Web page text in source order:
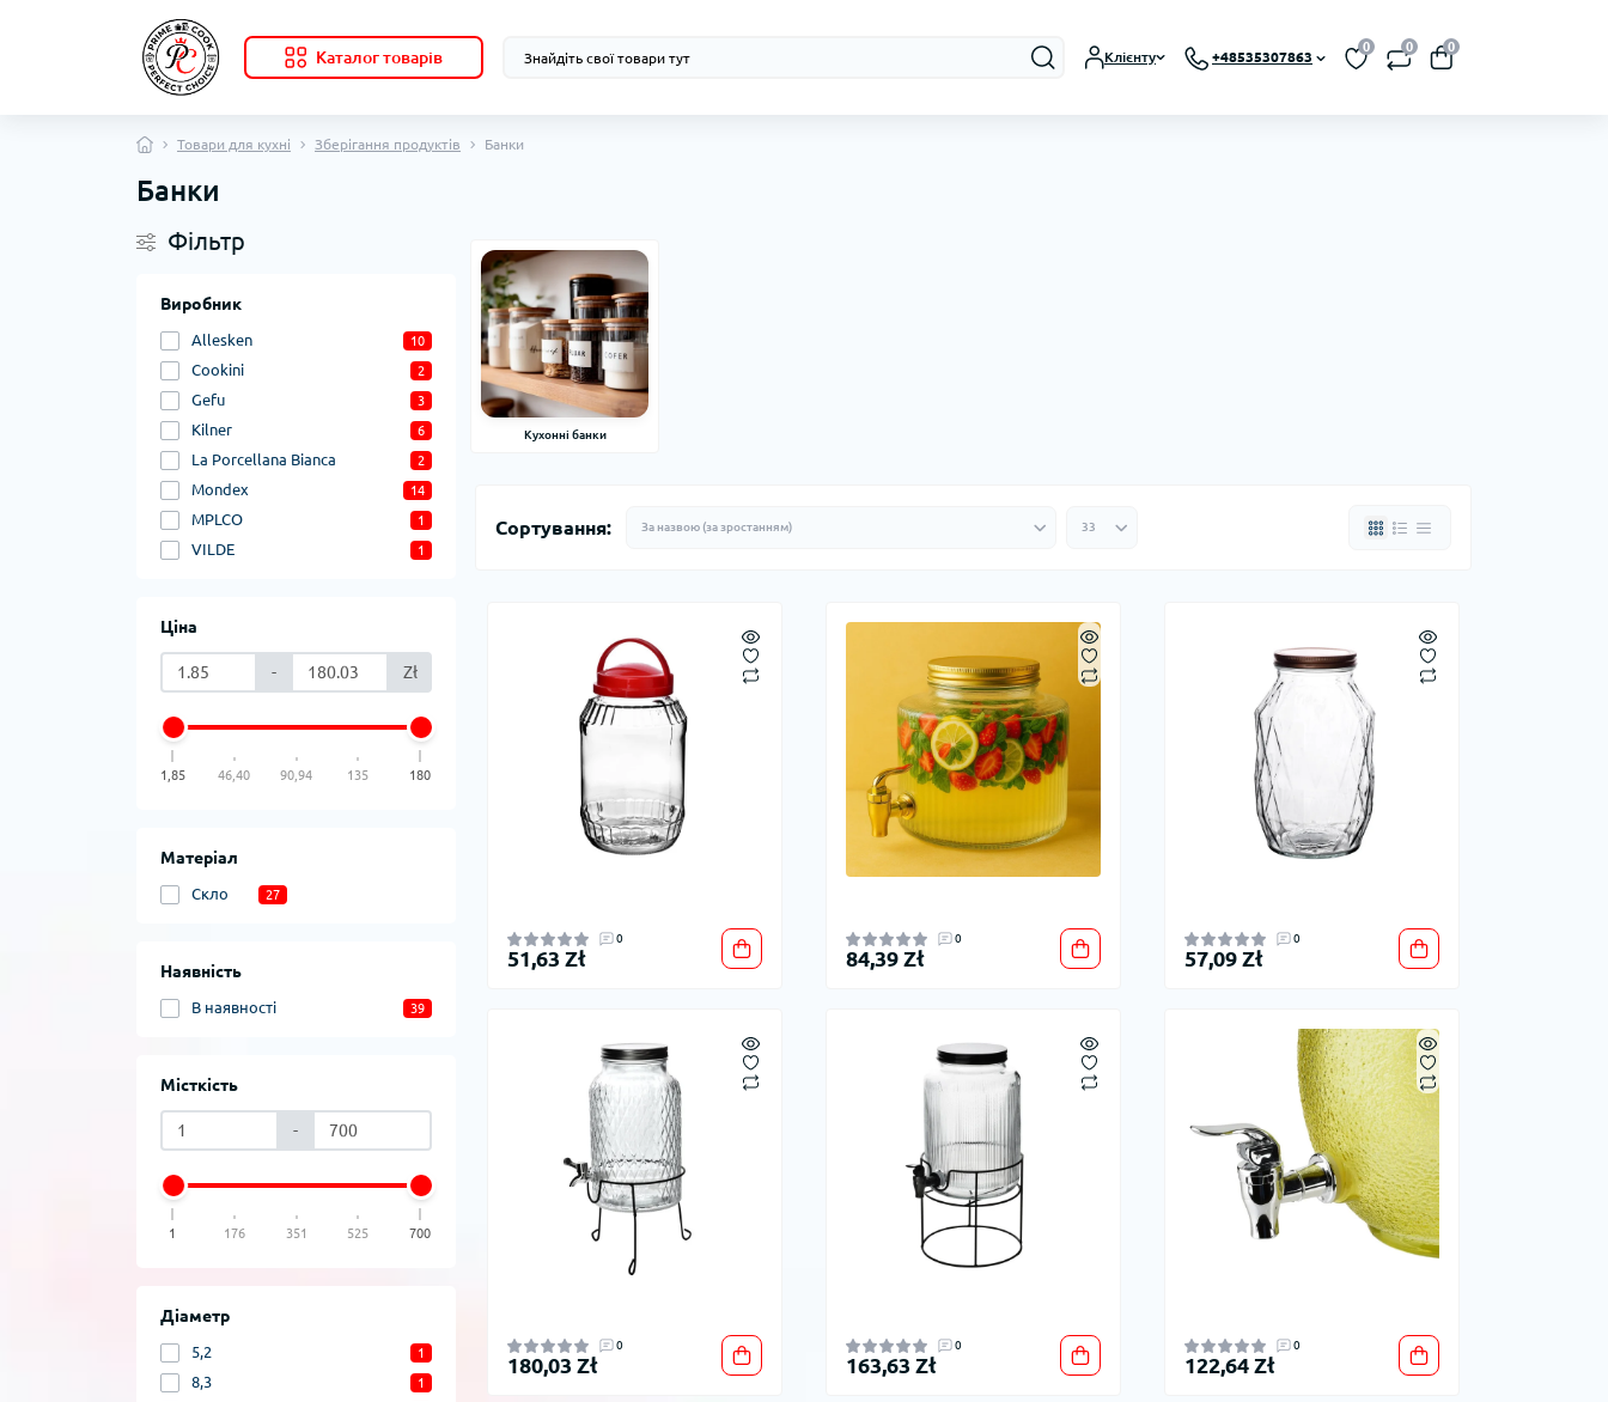
Каталог товарів Клієнту +48535307863
0 0 0
Товари для кухні Зберігання продуктів Банки
Банки
Фільтр
Виробник
Allesken 10
Cookini 2
Gefu 3
Kilner 6
La Porcellana Bianca 2
Mondex 14
MPLCO 1
VILDE 1
Ціна
- Zł
1,85 46,40 90,94 135 180
Матеріал
Скло 27
Наявність
В наявності 39
Місткість
-
1 176 351 525 700
Діаметр
5,2 1
8,3 1
Кухонні банки
Сортування:
0
51,63 Zł
0
84,39 Zł
0
57,09 Zł
0
180,03 Zł
0
163,63 Zł
0
122,64 Zł